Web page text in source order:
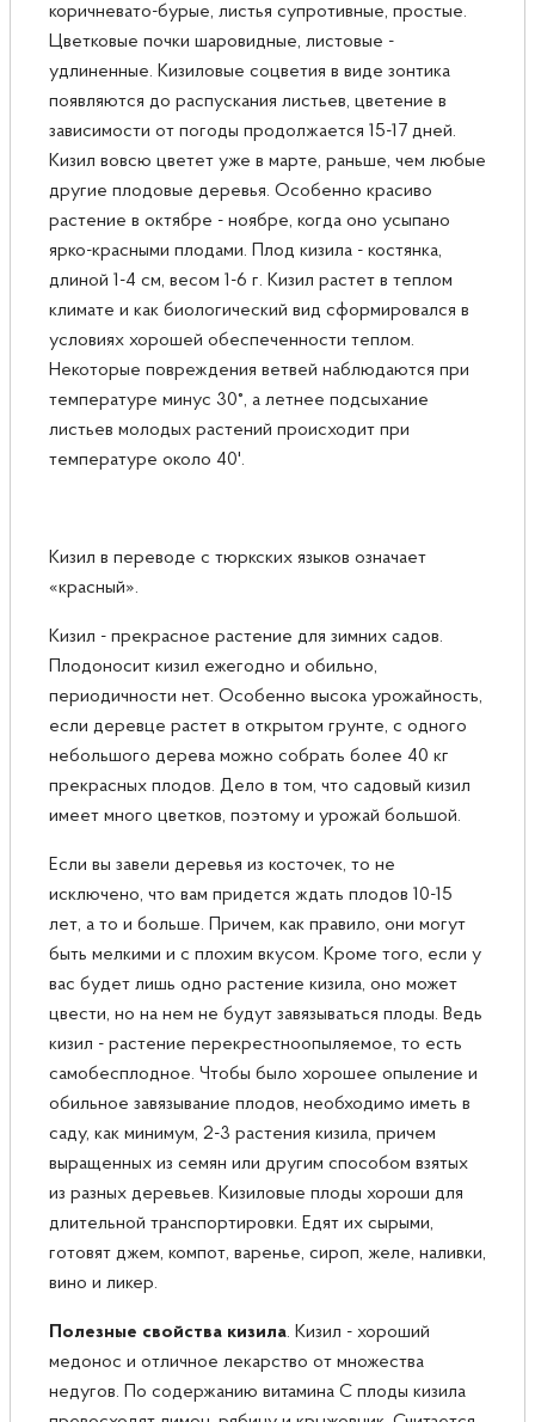
коричневато-бурые, листья супротивные, простые.
Цветковые почки шаровидные, листовые -
удлиненные. Кизиловые соцветия в виде зонтика
появляются до распускания листьев, цветение в
зависимости от погоды продолжается 15-17 дней.
Кизил вовсю цветет уже в марте, раньше, чем любые
другие плодовые деревья. Особенно красиво
растение в октябре - ноябре, когда оно усыпано
ярко-красными плодами. Плод кизила - костянка,
длиной 1-4 см, весом 1-6 г. Кизил растет в теплом
климате и как биологический вид сформировался в
условиях хорошей обеспеченности теплом.
Некоторые повреждения ветвей наблюдаются при
температуре минус 30°, а летнее подсыхание
листьев молодых растений происходит при
температуре около 40'.
Кизил в переводе с тюркских языков означает
«красный».
Кизил - прекрасное растение для зимних садов.
Плодоносит кизил ежегодно и обильно,
периодичности нет. Особенно высока урожайность,
если деревце растет в открытом грунте, с одного
небольшого дерева можно собрать более 40 кг
прекрасных плодов. Дело в том, что садовый кизил
имеет много цветков, поэтому и урожай большой.
Если вы завели деревья из косточек, то не
исключено, что вам придется ждать плодов 10-15
лет, а то и больше. Причем, как правило, они могут
быть мелкими и с плохим вкусом. Кроме того, если у
вас будет лишь одно растение кизила, оно может
цвести, но на нем не будут завязываться плоды. Ведь
кизил - растение перекрестноопыляемое, то есть
самобесплодное. Чтобы было хорошее опыление и
обильное завязывание плодов, необходимо иметь в
саду, как минимум, 2-3 растения кизила, причем
выращенных из семян или другим способом взятых
из разных деревьев. Кизиловые плоды хороши для
длительной транспортировки. Едят их сырыми,
готовят джем, компот, варенье, сироп, желе, наливки,
вино и ликер.
Полезные свойства кизила. Кизил - хороший
медонос и отличное лекарство от множества
недугов. По содержанию витамина С плоды кизила